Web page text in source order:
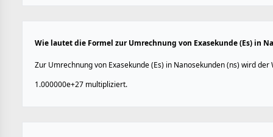
Wie lautet die Formel zur Umrechnung von Exasekunde (Es) in
Zur Umrechnung von Exasekunde (Es) in Nanosekunden (ns) wird der
1.000000e+27 multipliziert.